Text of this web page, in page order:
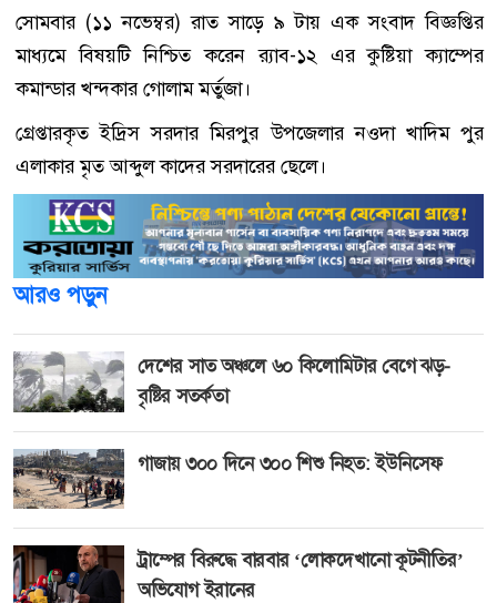
সোমবার (১১ নভেম্বর) রাত সাড়ে ৯ টায় এক সংবাদ বিজ্ঞপ্তির
মাধ্যমে বিষয়টি নিশ্চিত করেন র‍্যাব-১২ এর কুষ্টিয়া ক্যাম্পের
কমান্ডার খন্দকার গোলাম মর্তুজা।
গ্রেপ্তারকৃত ইদ্রিস সরদার মিরপুর উপজেলার নওদা খাদিম পুর
এলাকার মৃত আব্দুল কাদের সরদারের ছেলে।
আরও পড়ুন
দেশের সাত অঞ্চলে ৬০ কিলোমিটার বেগে ঝড়-
বৃষ্টির সতর্কতা
গাজায় ৩০০ দিনে ৩০০ শিশু নিহত: ইউনিসেফ
ট্রাম্পের বিরুদ্ধে বারবার ‘লোকদেখানো কূটনীতির’
অভিযোগ ইরানের